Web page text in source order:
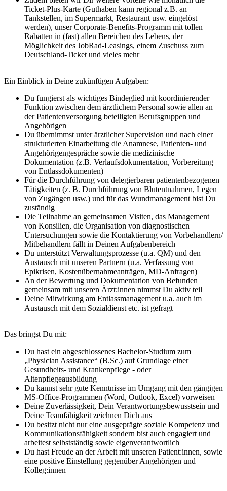
Ticket-Plus-Karte (Guthaben kann regional z.B. an
Tankstellen, im Supermarkt, Restaurant usw. eingelöst
werden), unser Corporate-Benefits-Programm mit tollen
Rabatten in (fast) allen Bereichen des Lebens, der
Möglichkeit des JobRad-Leasings, einem Zuschuss zum
Deutschland-Ticket und vieles mehr
Ein Einblick in Deine zukünftigen Aufgaben:
Du fungierst als wichtiges Bindeglied mit koordinierender
Funktion zwischen dem ärztlichem Personal sowie allen an
der Patientenversorgung beteiligten Berufsgruppen und
Angehörigen
Du übernimmst unter ärztlicher Supervision und nach einer
strukturierten Einarbeitung die Anamnese, Patienten- und
Angehörigengespräche sowie die medizinische
Dokumentation (z.B. Verlaufsdokumentation, Vorbereitung
von Entlassdokumenten)
Für die Durchführung von delegierbaren patientenbezogenen
Tätigkeiten (z. B. Durchführung von Blutentnahmen, Legen
von Zugängen usw.) und für das Wundmanagement bist Du
zuständig
Die Teilnahme an gemeinsamen Visiten, das Management
von Konsilien, die Organisation von diagnostischen
Untersuchungen sowie die Kontaktierung von Vorbehandlern/
Mitbehandlern fällt in Deinen Aufgabenbereich
Du unterstützt Verwaltungsprozesse (u.a. QM) und den
Austausch mit unseren Partnern (u.a. Verfassung von
Epikrisen, Kostenübernahmeanträgen, MD-Anfragen)
An der Bewertung und Dokumentation von Befunden
gemeinsam mit unseren Ärzt:innen nimmst Du aktiv teil
Deine Mitwirkung am Entlassmanagement u.a. auch im
Austausch mit dem Sozialdienst etc. ist gefragt
Das bringst Du mit:
Du hast ein abgeschlossenes Bachelor-Studium zum
„Physician Assistance“ (B.Sc.) auf Grundlage einer
Gesundheits- und Krankenpflege - oder
Altenpflegeausbildung
Du kannst sehr gute Kenntnisse im Umgang mit den gängigen
MS-Office-Programmen (Word, Outlook, Excel) vorweisen
Deine Zuverlässigkeit, Dein Verantwortungsbewusstsein und
Deine Teamfähigkeit zeichnen Dich aus
Du besitzt nicht nur eine ausgeprägte soziale Kompetenz und
Kommunikationsfähigkeit sondern bist auch engagiert und
arbeitest selbstständig sowie eigenverantwortlich
Du hast Freude an der Arbeit mit unseren Patient:innen, sowie
eine positive Einstellung gegenüber Angehörigen und
Kolleg:innen